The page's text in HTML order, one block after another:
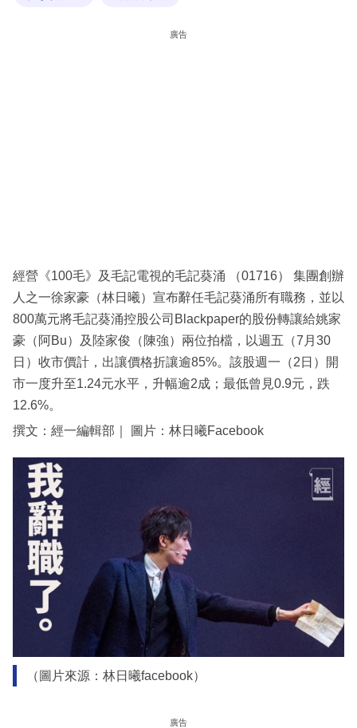
廣告
經營《100毛》及毛記電視的毛記葵涌 （01716） 集團創辦
人之一徐家豪（林日曦）宣布辭任毛記葵涌所有職務，並以
800萬元將毛記葵涌控股公司Blackpaper的股份轉讓給姚家
豪（阿Bu）及陸家俊（陳強）兩位拍檔，以週五（7月30
日）收市價計，出讓價格折讓逾85%。該股週一（2日）開
市一度升至1.24元水平，升幅逾2成；最低曾見0.9元，跌
12.6%。
撰文：經一編輯部｜ 圖片：林日曦Facebook
（圖片來源：林日曦facebook）
廣告